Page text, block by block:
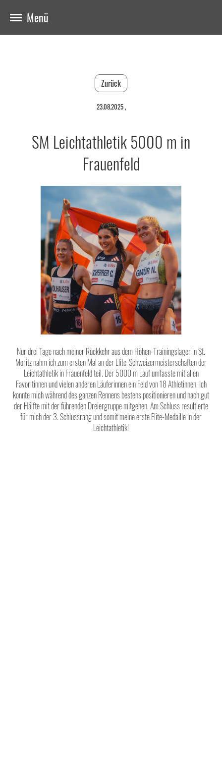
Menü
Zurück
23.08.2025,
SM Leichtathletik 5000 m in
Frauenfeld
Nur drei Tage nach meiner Rückkehr aus dem Höhen-Trainingslager in St.
Moritz nahm ich zum ersten Mal an der Elite-Schweizermeisterschaften der
Leichtathletik in Frauenfeld teil. Der 5000 m Lauf umfasste mit allen
Favoritinnen und vielen anderen Läuferinnen ein Feld von 18 Athletinnen. Ich
konnte mich während des ganzen Rennens bestens positionieren und nach gut
der Hälfte mit der führenden Dreiergruppe mitgehen. Am Schluss resultierte
für mich der 3. Schlussrang und somit meine erste Elite-Medaille in der
Leichtathletik!